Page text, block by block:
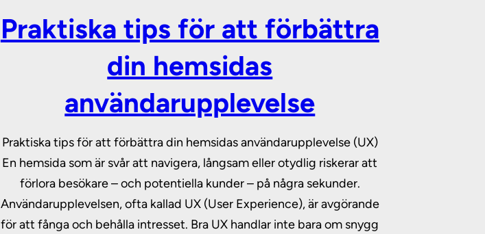
Praktiska tips för att förbättra
din hemsidas
användarupplevelse
Praktiska tips för att förbättra din hemsidas användarupplevelse (UX)
En hemsida som är svår att navigera, långsam eller otydlig riskerar att
förlora besökare – och potentiella kunder – på några sekunder.
Användarupplevelsen, ofta kallad UX (User Experience), är avgörande
för att fånga och behålla intresset. Bra UX handlar inte bara om snygg